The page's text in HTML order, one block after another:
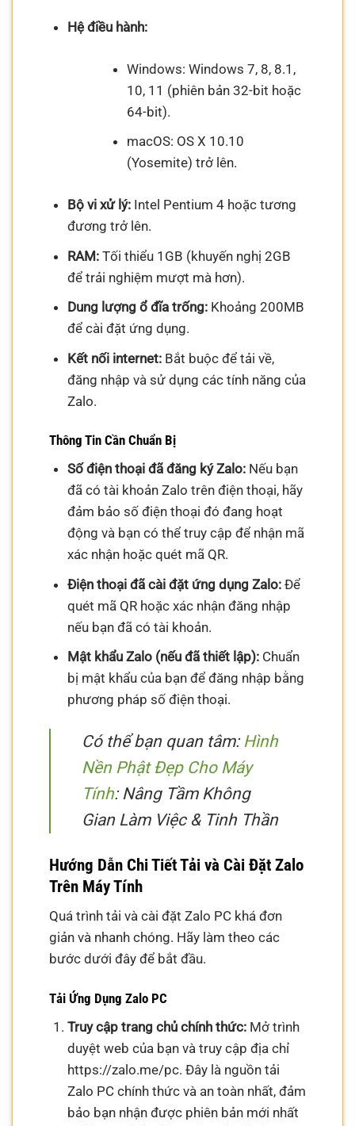
Hệ điều hành:
Windows: Windows 7, 8, 8.1,
10, 11 (phiên bản 32-bit hoặc
64-bit).
macOS: OS X 10.10
(Yosemite) trở lên.
Bộ vi xử lý:Intel Pentium 4 hoặc tương
đương trở lên.
RAM:Tối thiểu 1GB (khuyến nghị 2GB
để trải nghiệm mượt mà hơn).
Dung lượng ổ đĩa trống:Khoảng 200MB
để cài đặt ứng dụng.
Kết nối internet:Bắt buộc để tải về,
đăng nhập và sử dụng các tính năng của
Zalo.
Thông Tin Cần Chuẩn Bị
Số điện thoại đã đăng ký Zalo:Nếu bạn
đã có tài khoản Zalo trên điện thoại, hãy
đảm bảo số điện thoại đó đang hoạt
động và bạn có thể truy cập để nhận mã
xác nhận hoặc quét mã QR.
Điện thoại đã cài đặt ứng dụng Zalo:Để
quét mã QR hoặc xác nhận đăng nhập
nếu bạn đã có tài khoản.
Mật khẩu Zalo (nếu đã thiết lập):Chuẩn
bị mật khẩu của bạn để đăng nhập bằng
phương pháp số điện thoại.
Có thể bạn quan tâm: Hình
Nền Phật Đẹp Cho Máy
Tính: Nâng Tầm Không
Gian Làm Việc & Tinh Thần
Hướng Dẫn Chi Tiết Tải và Cài Đặt Zalo
Trên Máy Tính
Quá trình tải và cài đặt Zalo PC khá đơn
giản và nhanh chóng. Hãy làm theo các
bước dưới đây để bắt đầu.
Tải Ứng Dụng Zalo PC
Truy cập trang chủ chính thức:Mở trình
duyệt web của bạn và truy cập địa chỉ
https://zalo.me/pc. Đây là nguồn tải
Zalo PC chính thức và an toàn nhất, đảm
bảo bạn nhận được phiên bản mới nhất